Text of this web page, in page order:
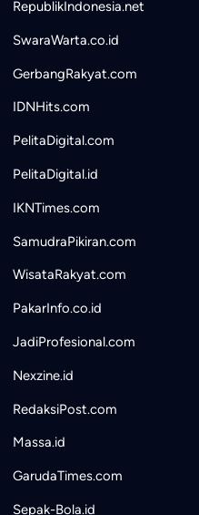
RepublikIndonesia.net
SwaraWarta.co.id
GerbangRakyat.com
IDNHits.com
PelitaDigital.com
PelitaDigital.id
IKNTimes.com
SamudraPikiran.com
WisataRakyat.com
PakarInfo.co.id
JadiProfesional.com
Nexzine.id
RedaksiPost.com
Massa.id
GarudaTimes.com
Sepak-Bola.id